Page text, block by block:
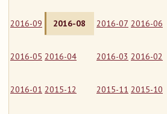
2016-09 2016-08 2016-07 2016-06
2016-05 2016-04 2016-03 2016-02
2016-01 2015-12 2015-11 2015-10